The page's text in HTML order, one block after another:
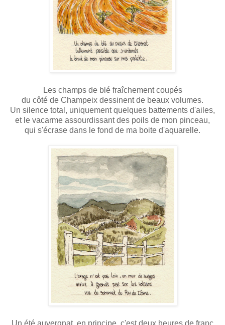
Les champs de blé fraîchement coupés
du côté de Champeix dessinent de beaux volumes.
Un silence total, uniquement quelques battements d'ailes,
et le vacarme assourdissant des poils de mon pinceau,
qui s'écrase dans le fond de ma boite d'aquarelle.